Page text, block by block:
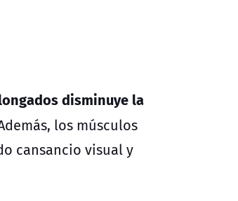
disminuye la
los músculos
cansancio visual y